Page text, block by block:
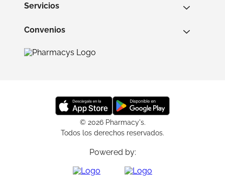
Servicios
Convenios
© 2026 Pharmacy's.
Todos los derechos reservados.
Powered by: